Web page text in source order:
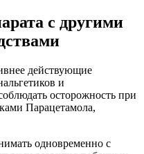
с другими
действующие
и
осторожность при
Парацетамола,
одновременно с